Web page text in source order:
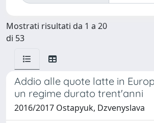
Mostrati risultati da 1 a 20
di 53
Addio alle quote latte in
un regime durato trent'anni
2016/2017 Ostapyuk, Dzvenyslava